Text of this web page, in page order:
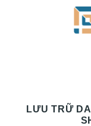
LƯU TRỮ